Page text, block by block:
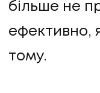
більше не
ефективно,
тому.